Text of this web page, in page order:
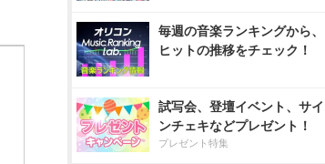
毎週の音楽ランキングから、
ヒットの推移をチェック！
試写会、登壇イベント、サイ
ンチェキなどプレゼント！
プレゼント特集